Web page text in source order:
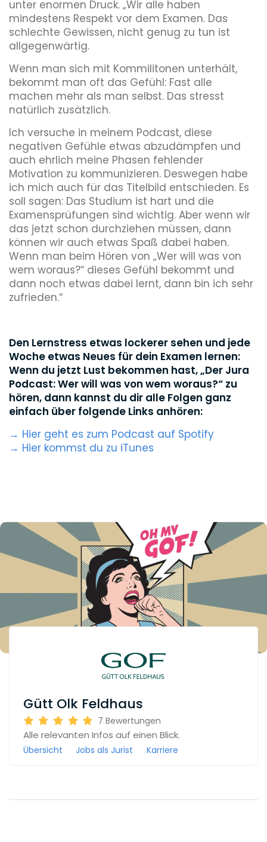
unter enormen Druck. „Wir alle haben
mindestens Respekt vor dem Examen. Das
schlechte Gewissen, nicht genug zu tun ist
allgegenwärtig.
Wenn man sich mit Kommilitonen unterhält,
bekommt man oft das Gefühl: Fast alle
machen mehr als man selbst. Das stresst
natürlich zusätzlich.
Ich versuche in meinem Podcast, diese
negativen Gefühle etwas abzudämpfen und
auch ehrlich meine Phasen fehlender
Motivation zu kommunizieren. Deswegen habe
ich mich auch für das Titelbild entschieden. Es
soll sagen: Das Studium ist hart und die
Examensprüfungen sind wichtig. Aber wenn wir
das jetzt schon durchziehen müssen, dann
können wir auch etwas Spaß dabei haben.
Wenn man beim Hören von „Wer will was von
wem woraus?“ dieses Gefühl bekommt und
dann noch etwas dabei lernt, dann bin ich sehr
zufrieden.“
Den Lernstress etwas lockerer sehen und jede
Woche etwas Neues für dein Examen lernen:
Wenn du jetzt Lust bekommen hast, „Der Jura
Podcast: Wer will was von wem woraus?“ zu
hören, dann kannst du dir alle Folgen ganz
einfach über folgende Links anhören:
→ Hier geht es zum Podcast auf Spotify
→ Hier kommst du zu iTunes
Gütt Olk Feldhaus
7 Bewertungen
Alle relevanten Infos auf einen Blick.
Übersicht Jobs als Jurist Karriere